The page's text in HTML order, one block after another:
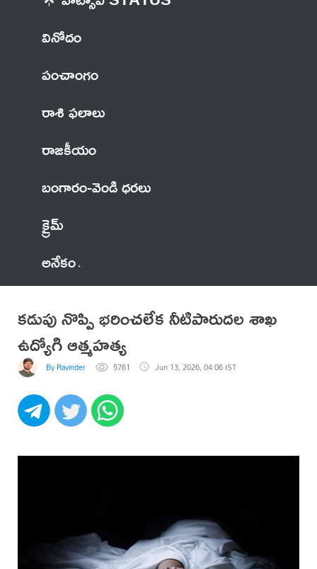
వినోదం
పంచాంగం
రాశి ఫలాలు
రాజకీయం
బంగారం-వెండి ధరలు
క్రైమ్
అనేకం
కడుపు నొప్పి భరించలేక నీటిపారుదల శాఖ
ఉద్యోగి ఆత్మహత్య
By Ravinder 5761 Jun 13, 2026, 04:06 IST